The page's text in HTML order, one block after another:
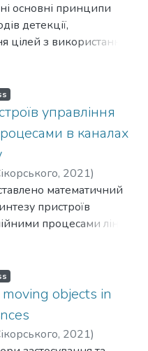
основні принципи
детекції,
цілей з використанням
потоку.
методів обчислення
та базові припущення
управління
в каналах
, 2021)
;Степанов, М. М.математичний
пристроїв
процесами ліній
в системах та
Пристрої
процесами, які
цього
дозволяють
з найменшими
objects in
, 2021)